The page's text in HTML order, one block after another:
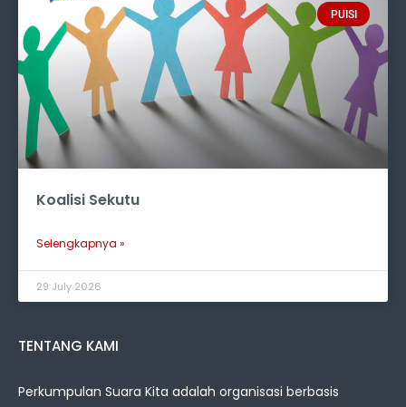
PUISI
Koalisi Sekutu
Selengkapnya »
29 July 2026
TENTANG KAMI
Perkumpulan Suara Kita adalah organisasi berbasis